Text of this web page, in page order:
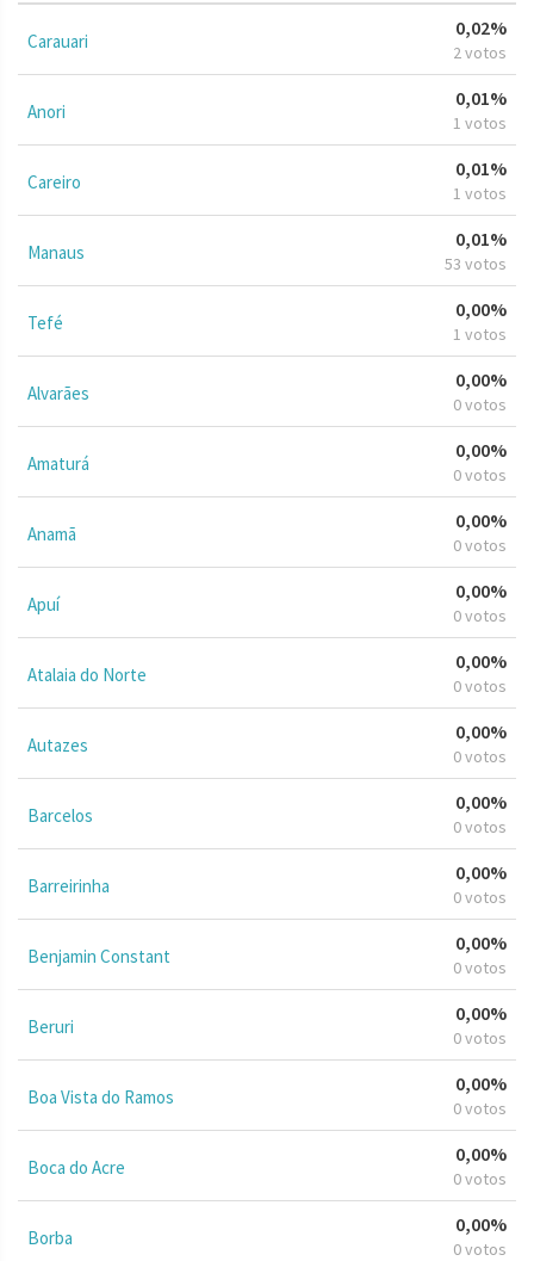
Carauari
0,02%
2 votos
Anori
0,01%
1 votos
Careiro
0,01%
1 votos
Manaus
0,01%
53 votos
Tefé
0,00%
1 votos
Alvarães
0,00%
0 votos
Amaturá
0,00%
0 votos
Anamã
0,00%
0 votos
Apuí
0,00%
0 votos
Atalaia do Norte
0,00%
0 votos
Autazes
0,00%
0 votos
Barcelos
0,00%
0 votos
Barreirinha
0,00%
0 votos
Benjamin Constant
0,00%
0 votos
Beruri
0,00%
0 votos
Boa Vista do Ramos
0,00%
0 votos
Boca do Acre
0,00%
0 votos
Borba
0,00%
0 votos